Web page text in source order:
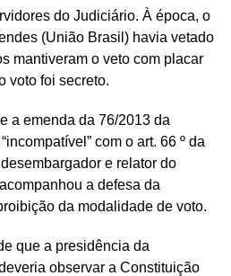
do Judiciário. À época, o
(União Brasil) havia vetado
mantiveram o veto com placar
voto foi secreto.
a emenda da 76/2013 da
com o art. 66 º da
e relator do
a defesa da
da modalidade de voto.
que a presidência da
observar a Constituição